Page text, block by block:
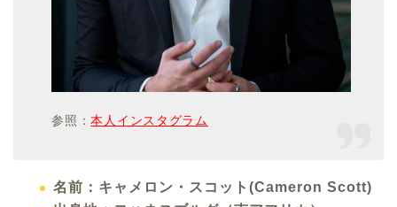
参照：本人インスタグラム
名前：キャメロン・スコット(Cameron Scott)